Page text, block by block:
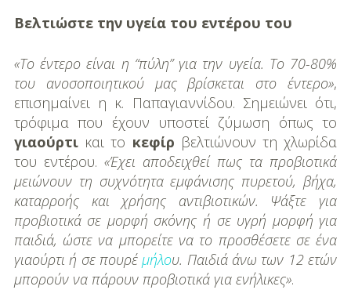
Βελτιώστε την υγεία του εντέρου του
«Το έντερο είναι η “πύλη” για την υγεία. Το 70-80%
του ανοσοποιητικού μας βρίσκεται στο έντερο»,
επισημαίνει η κ. Παπαγιαννίδου. Σημειώνει ότι,
τρόφιμα που έχουν υποστεί ζύμωση όπως το
γιαούρτικαι το κεφίρ βελτιώνουν τη χλωρίδα
του εντέρου. «Έχει αποδειχθεί πως τα προβιοτικά
μειώνουν τη συχνότητα εμφάνισης πυρετού, βήχα,
καταρροής και χρήσης αντιβιοτικών. Ψάξτε για
προβιοτικά σε μορφή σκόνης ή σε υγρή μορφή για
παιδιά, ώστε να μπορείτε να το προσθέσετε σε ένα
γιαούρτι ή σε πουρέμήλου. Παιδιά άνω των 12 ετών
μπορούν να πάρουν προβιοτικά για ενήλικες».